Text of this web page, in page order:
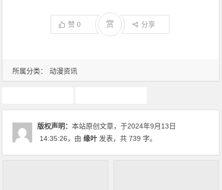
所属分类： 动漫资讯
赞0 赏 分享
版权声明：本站原创文章，于2024年9月13日
14:35:26，由缘叶 发表，共 739 字。